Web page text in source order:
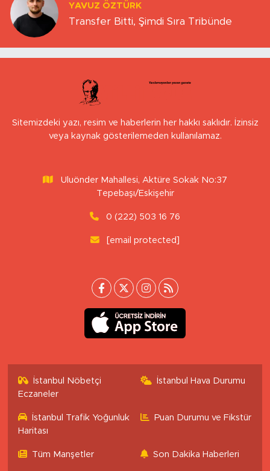
YAVUZ ÖZTÜRK
Transfer Bitti, Şimdi Sıra Tribünde
Sitemizdeki yazı, resim ve haberlerin her hakkı saklıdır. İzinsiz
veya kaynak gösterilemeden kullanılamaz.
Uluönder Mahallesi, Aktüre Sokak No:37
Tepebaşı/Eskişehir
0 (222) 503 16 76
[email protected]
İstanbul Nöbetçi
Eczaneler
İstanbul Hava Durumu
İstanbul Trafik Yoğunluk
Haritası
Puan Durumu ve Fikstür
Tüm Manşetler Son Dakika Haberleri